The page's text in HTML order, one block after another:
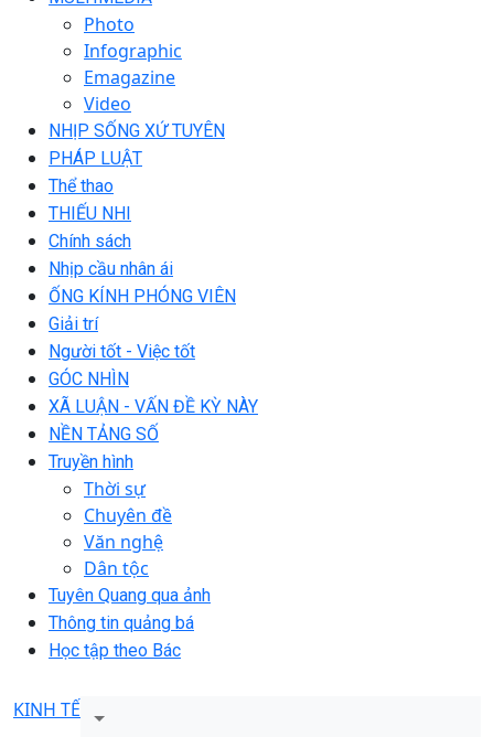
Photo
Infographic
Emagazine
Video
NHỊP SỐNG XỨ TUYÊN
PHÁP LUẬT
Thể thao
THIẾU NHI
Chính sách
Nhịp cầu nhân ái
ỐNG KÍNH PHÓNG VIÊN
Giải trí
Người tốt - Việc tốt
GÓC NHÌN
XÃ LUẬN - VẤN ĐỀ KỲ NÀY
NỀN TẢNG SỐ
Truyền hình
Thời sự
Chuyên đề
Văn nghệ
Dân tộc
Tuyên Quang qua ảnh
Thông tin quảng bá
Học tập theo Bác
KINH TẾ